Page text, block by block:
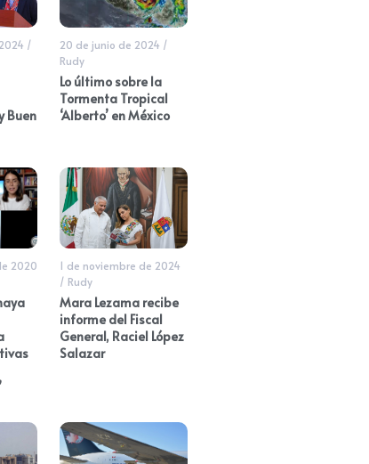
/
Buen
20 de junio de 2024 /
Rudy
Lo último sobre la
Tormenta Tropical
‘Alberto’ en México
2020
1 de noviembre de 2024
/ Rudy
Mara Lezama recibe
informe del Fiscal
General, Raciel López
Salazar